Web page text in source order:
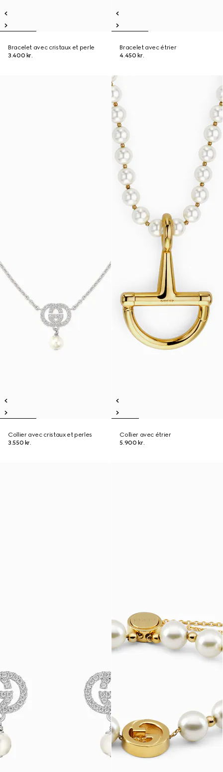
Bracelet avec cristaux et perle
3.400 kr.
Bracelet avec étrier
4.450 kr.
Collier avec cristaux et perles
3.550 kr.
Collier avec étrier
5.900 kr.